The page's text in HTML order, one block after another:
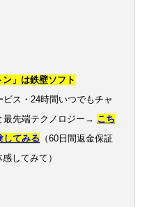
ン」は鉄壁ソフト
ビス・24時間いつでもチャ
先端テクノロジー→ こち
してみる （60日間返金保証
してみて）